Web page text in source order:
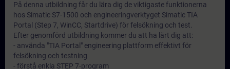
På denna utbildning får du lära dig de viktigaste funktionerna
hos Simatic S7-1500 och engineeringverktyget Simatic TIA
Portal (Step 7, WinCC, Startdrive) för felsökning och test.
Efter genomförd utbildning kommer du att ha lärt dig att:
- använda "TIA Portal" engineering plattform effektivt för
felsökning och testning
- förstå enkla STEP 7-program